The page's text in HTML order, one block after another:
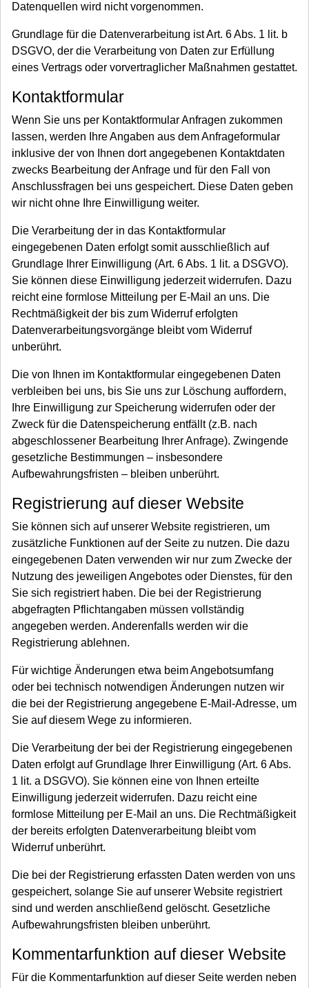
Datenquellen wird nicht vorgenommen.
Grundlage für die Datenverarbeitung ist Art. 6 Abs. 1 lit. b
DSGVO, der die Verarbeitung von Daten zur Erfüllung
eines Vertrags oder vorvertraglicher Maßnahmen gestattet.
Kontaktformular
Wenn Sie uns per Kontaktformular Anfragen zukommen
lassen, werden Ihre Angaben aus dem Anfrageformular
inklusive der von Ihnen dort angegebenen Kontaktdaten
zwecks Bearbeitung der Anfrage und für den Fall von
Anschlussfragen bei uns gespeichert. Diese Daten geben
wir nicht ohne Ihre Einwilligung weiter.
Die Verarbeitung der in das Kontaktformular
eingegebenen Daten erfolgt somit ausschließlich auf
Grundlage Ihrer Einwilligung (Art. 6 Abs. 1 lit. a DSGVO).
Sie können diese Einwilligung jederzeit widerrufen. Dazu
reicht eine formlose Mitteilung per E-Mail an uns. Die
Rechtmäßigkeit der bis zum Widerruf erfolgten
Datenverarbeitungsvorgänge bleibt vom Widerruf
unberührt.
Die von Ihnen im Kontaktformular eingegebenen Daten
verbleiben bei uns, bis Sie uns zur Löschung auffordern,
Ihre Einwilligung zur Speicherung widerrufen oder der
Zweck für die Datenspeicherung entfällt (z.B. nach
abgeschlossener Bearbeitung Ihrer Anfrage). Zwingende
gesetzliche Bestimmungen – insbesondere
Aufbewahrungsfristen – bleiben unberührt.
Registrierung auf dieser Website
Sie können sich auf unserer Website registrieren, um
zusätzliche Funktionen auf der Seite zu nutzen. Die dazu
eingegebenen Daten verwenden wir nur zum Zwecke der
Nutzung des jeweiligen Angebotes oder Dienstes, für den
Sie sich registriert haben. Die bei der Registrierung
abgefragten Pflichtangaben müssen vollständig
angegeben werden. Anderenfalls werden wir die
Registrierung ablehnen.
Für wichtige Änderungen etwa beim Angebotsumfang
oder bei technisch notwendigen Änderungen nutzen wir
die bei der Registrierung angegebene E-Mail-Adresse, um
Sie auf diesem Wege zu informieren.
Die Verarbeitung der bei der Registrierung eingegebenen
Daten erfolgt auf Grundlage Ihrer Einwilligung (Art. 6 Abs.
1 lit. a DSGVO). Sie können eine von Ihnen erteilte
Einwilligung jederzeit widerrufen. Dazu reicht eine
formlose Mitteilung per E-Mail an uns. Die Rechtmäßigkeit
der bereits erfolgten Datenverarbeitung bleibt vom
Widerruf unberührt.
Die bei der Registrierung erfassten Daten werden von uns
gespeichert, solange Sie auf unserer Website registriert
sind und werden anschließend gelöscht. Gesetzliche
Aufbewahrungsfristen bleiben unberührt.
Kommentarfunktion auf dieser Website
Für die Kommentarfunktion auf dieser Seite werden neben